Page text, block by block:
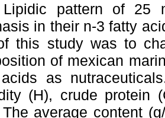
Lipidic pattern of 25
in their n-3 fatty
this study was to
of mexican
as
(H), crude protein
The average content